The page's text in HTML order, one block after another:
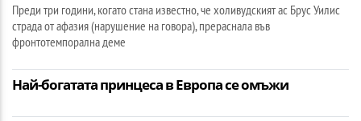
Преди три години, когато стана известно, че холивудският ас Брус Уилис
страда от афазия (нарушение на говора), прераснала във
фронтотемпорална деме
Най-богатата принцеса в Европа се омъжи